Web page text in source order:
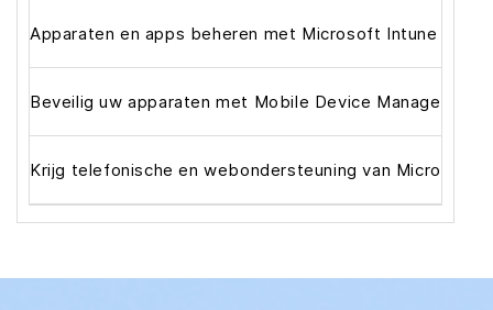
Apparaten en apps beheren met Microsoft Intune
Beveilig uw apparaten met Mobile Device Management
Krijg telefonische en webondersteuning van Microsoft-